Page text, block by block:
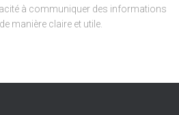
à communiquer des informations
manière claire et utile.